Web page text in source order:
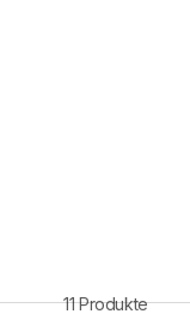
11 Produkte